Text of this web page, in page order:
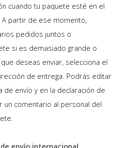
cuando tu paquete esté en el
partir de ese momento,
pedidos juntos o
si es demasiado grande o
deseas enviar, selecciona el
de entrega. Podrás editar
de envío y en la declaración de
un comentario al personal del
envío internacional